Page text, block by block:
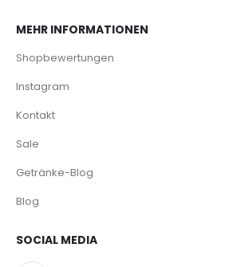
MEHR INFORMATIONEN
Shopbewertungen
Instagram
Kontakt
Sale
Getränke-Blog
Blog
SOCIAL MEDIA